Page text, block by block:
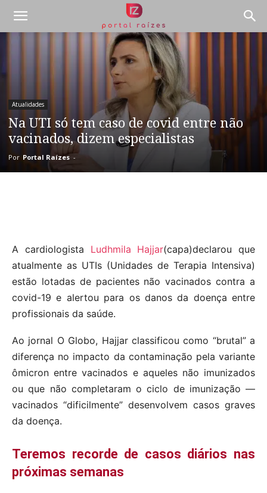
Atualidades
Na UTI só tem caso de covid entre não
vacinados, dizem especialistas
Por Portal Raízes -
A cardiologista Ludhmila Hajjar(capa)declarou que
atualmente as UTIs (Unidades de Terapia Intensiva)
estão lotadas de pacientes não vacinados contra a
covid-19 e alertou para os danos da doença entre
profissionais da saúde.
Ao jornal O Globo, Hajjar classificou como “brutal” a
diferença no impacto da contaminação pela variante
ômicron entre vacinados e aqueles não imunizados
ou que não completaram o ciclo de imunização —
vacinados “dificilmente” desenvolvem casos graves
da doença.
Teremos recorde de casos diários nas
próximas semanas